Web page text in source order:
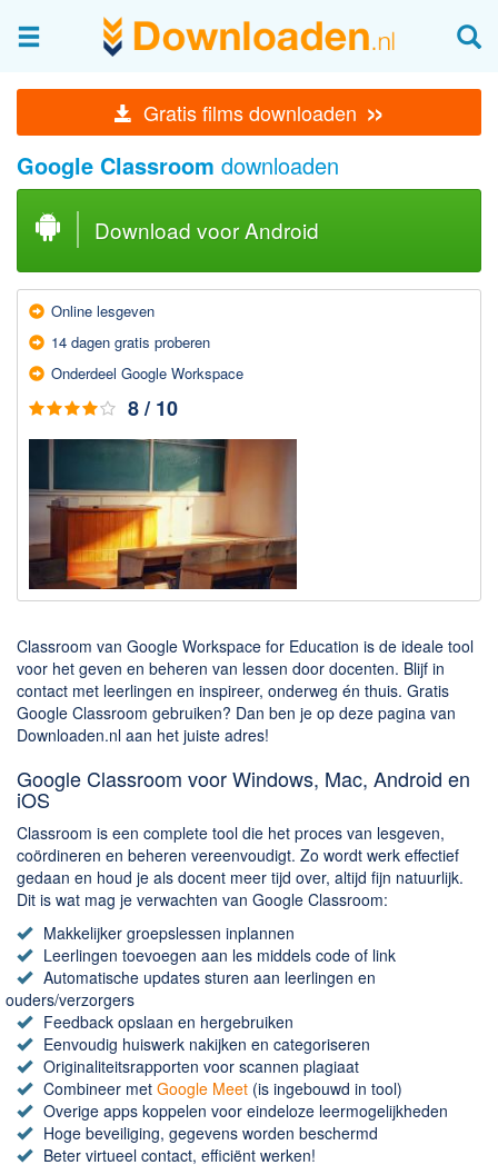
Gratis films downloaden »
Afbeeldingen & fotografie
Beheren en bekijken
Afbeelding & foto bewerken
Foto apps
Screenshots Maken
Audio & Video
Branden en Rippen
Converteren
Opnemen Audio en Video
Video bewerken
Downloaden
BitTorrent Clients
Onderhoud & Veiligheid
Computer opschonen
Veilig online
Productiviteit
Adresboek en contacten
Planning en organisatie
Tekst en Administratie
Overige
Algemeen
Chatten en bellen
Dating apps
Parkeer apps
Rar en Zip (Compressie - Unzip)
Shopping
Spelletjes en Games
Google Classroom downloaden
Download voor Android
Online lesgeven
14 dagen gratis proberen
Onderdeel Google Workspace
8 / 10
Classroom van Google Workspace for Education is de ideale tool
voor het geven en beheren van lessen door docenten. Blijf in
contact met leerlingen en inspireer, onderweg én thuis. Gratis
Google Classroom gebruiken? Dan ben je op deze pagina van
Downloaden.nl aan het juiste adres!
Google Classroom voor Windows, Mac, Android en
iOS
Classroom is een complete tool die het proces van lesgeven,
coördineren en beheren vereenvoudigt. Zo wordt werk effectief
gedaan en houd je als docent meer tijd over, altijd fijn natuurlijk.
Dit is wat mag je verwachten van Google Classroom:
Makkelijker groepslessen inplannen
Leerlingen toevoegen aan les middels code of link
Automatische updates sturen aan leerlingen en
ouders/verzorgers
Feedback opslaan en hergebruiken
Eenvoudig huiswerk nakijken en categoriseren
Originaliteitsrapporten voor scannen plagiaat
Combineer met Google Meet (is ingebouwd in tool)
Overige apps koppelen voor eindeloze leermogelijkheden
Hoge beveiliging, gegevens worden beschermd
Beter virtueel contact, efficiënt werken!